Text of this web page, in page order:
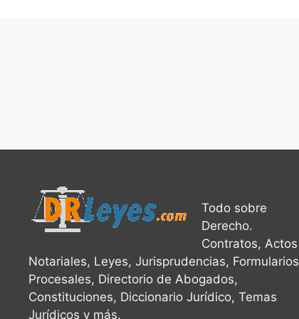
Todo sobre
Derecho.
Contratos, Actos
Notariales, Leyes, Jurisprudencias, Formularios
Procesales, Directorio de Abogados,
Constituciones, Diccionario Jurídico, Temas
Jurídicos y más.